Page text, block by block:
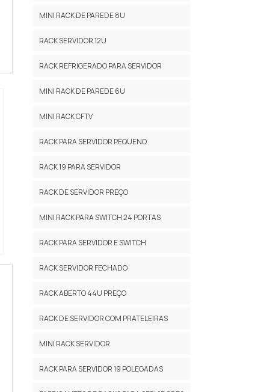
MINI RACK DE PAREDE 8U
RACK SERVIDOR 12U
RACK REFRIGERADO PARA SERVIDOR
MINI RACK DE PAREDE 6U
MINI RACK CFTV
RACK PARA SERVIDOR PEQUENO
RACK 19 PARA SERVIDOR
RACK DE SERVIDOR PREÇO
MINI RACK PARA SWITCH 24 PORTAS
RACK PARA SERVIDOR E SWITCH
RACK SERVIDOR FECHADO
RACK ABERTO 44U PREÇO
RACK DE SERVIDOR COM PRATELEIRAS
MINI RACK SERVIDOR
RACK PARA SERVIDOR 19 POLEGADAS